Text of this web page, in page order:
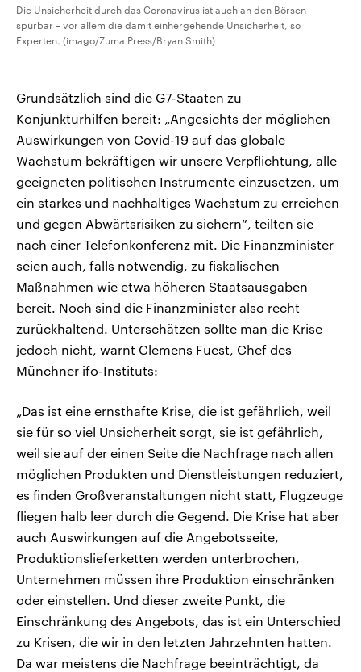
Die Unsicherheit durch das Coronavirus ist auch an den Börsen
spürbar – vor allem die damit einhergehende Unsicherheit, so
Experten. (imago/Zuma Press/Bryan Smith)
Grundsätzlich sind die G7-Staaten zu
Konjunkturhilfen bereit: „Angesichts der möglichen
Auswirkungen von Covid-19 auf das globale
Wachstum bekräftigen wir unsere Verpflichtung, alle
geeigneten politischen Instrumente einzusetzen, um
ein starkes und nachhaltiges Wachstum zu erreichen
und gegen Abwärtsrisiken zu sichern“, teilten sie
nach einer Telefonkonferenz mit. Die Finanzminister
seien auch, falls notwendig, zu fiskalischen
Maßnahmen wie etwa höheren Staatsausgaben
bereit. Noch sind die Finanzminister also recht
zurückhaltend. Unterschätzen sollte man die Krise
jedoch nicht, warnt Clemens Fuest, Chef des
Münchner ifo-Instituts:
„Das ist eine ernsthafte Krise, die ist gefährlich, weil
sie für so viel Unsicherheit sorgt, sie ist gefährlich,
weil sie auf der einen Seite die Nachfrage nach allen
möglichen Produkten und Dienstleistungen reduziert,
es finden Großveranstaltungen nicht statt, Flugzeuge
fliegen halb leer durch die Gegend. Die Krise hat aber
auch Auswirkungen auf die Angebotsseite,
Produktionslieferketten werden unterbrochen,
Unternehmen müssen ihre Produktion einschränken
oder einstellen. Und dieser zweite Punkt, die
Einschränkung des Angebots, das ist ein Unterschied
zu Krisen, die wir in den letzten Jahrzehnten hatten.
Da war meistens die Nachfrage beeinträchtigt, da